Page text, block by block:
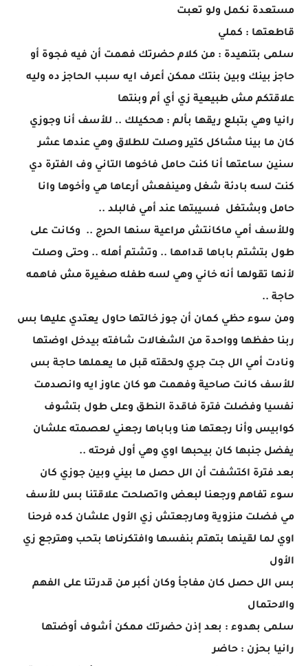
مستعدة نكمل ولو تعبت
قاطعتها : كملي
سلمى بتنهيدة : من كلام حضرتك فهمت أن فيه فجوة أو
حاجز بينك وبين بنتك ممكن أعرف ايه سبب الحاجز ده وليه
علاقتكم مش طبيعية زي أي أم وبنتها
رانيا وهي بتبلع ريقها بألم : هحكيلك .. للأسف أنا وجوزي
كان ما بينا مشاكل كتير وصلت للطلاق وهي عندها عشر
سنين ساعتها أنا كنت حامل فاخوها التاني وف الفترة دي
كنت لسه بادئة شغل ومينفعش أرعاها هي وأخوها وانا
حامل وبشتغل فسيبتها عند أمي فالبلد ..
وللأسف أمي ماكانتش مراعية سنها الحرج .. وكانت على
طول بتشتم باباها قدامها .. وتشتم أهله .. وحتى وصلت
لأنها تقولها أنه خاني وهي لسه طفله صغيرة مش فاهمه
حاجة ..
ومن سوء حظي كمان أن جوز خالتها حاول يعتدي عليها بس
ربنا حفظها وواحدة من الشغالات شافته بيدخل اوضتها
ونادت أمي الل جت جري ولحقته قبل ما يعملها حاجة بس
للأسف كانت صاحية وفهمت هو كان عاوز ايه وانصدمت
نفسيا وفضلت فترة فاقدة النطق وعلى طول بتشوف
كوابيس وأنا رجعتها هنا وباباها رجعني لعصمته علشان
يفضل جنبها كان بيحبها اوي وهي أول فرحته ..
بعد فترة اكتشفت أن الل حصل ما بيني وبين جوزي كان
سوء تفاهم ورجعنا لبعض واتصلحت علاقتنا بس للأسف
مي فضلت منزوية ومارجعتش زي الأول علشان كده فرحنا
اوي لما لقينها بتهتم بنفسها وافتكرناها بتحب وهترجع زي
الأول
بس الل حصل كان مفاجأ وكان أكبر من قدرتنا على الفهم
والاحتمال
سلمى بهدوء : بعد إذن حضرتك ممكن أشوف أوضتها
رانيا بحزن : حاضر